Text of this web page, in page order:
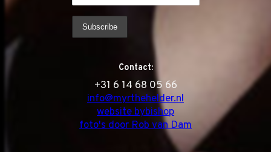
Contact:
‭+31 6 14 68 05 66
info@myrthehelder.nl
website bybishop
foto's door Rob van Dam